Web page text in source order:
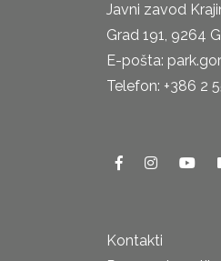
Javni zavod
Grad 191, 9264
E-pošta:
Telefon: +386 2
Kontakti